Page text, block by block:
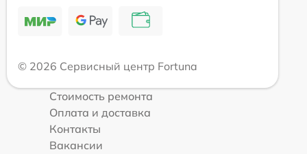
© 2026 Сервисный центр Fortuna
Стоимость ремонта
Оплата и доставка
Контакты
Вакансии